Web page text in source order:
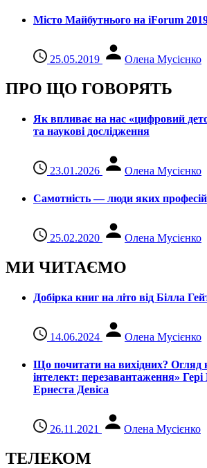
Місто Майбутнього на iForum
25.05.2019 Олена Мусієнко
ПРО ЩО ГОВОРЯТЬ
Як впливає на нас «цифровий
та наукові дослідження
23.01.2026 Олена Мусієнко
Самотність — люди яких професій
25.02.2020 Олена Мусієнко
МИ ЧИТАЄМО
Добірка книг на літо від Білла
14.06.2024 Олена Мусієнко
Що почитати на вихідних?
інтелект: перезавантаження»
Ернеста Девіса
26.11.2021 Олена Мусієнко
ТЕЛЕКОМ